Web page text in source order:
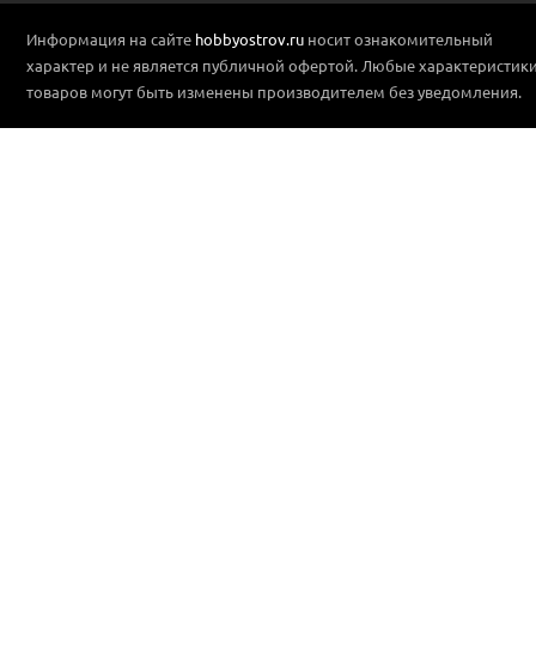
Информация на сайте hobbyostrov.ru носит ознакомительный
характер и не является публичной офертой. Любые
товаров могут быть изменены производителем без уведомления.